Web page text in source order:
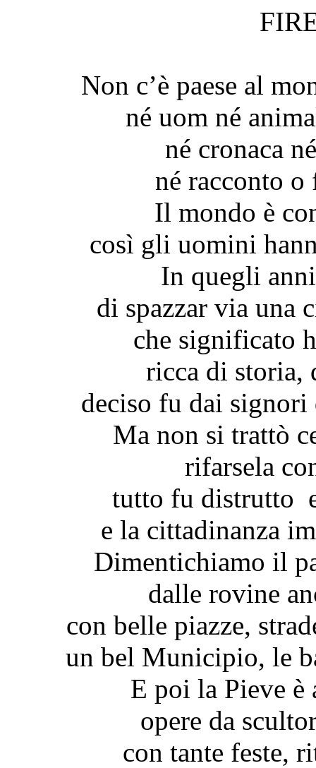
Non c’è paese al
né uom né
né cronaca
né racconto o
Il mondo è
così gli uomini
In quegli
di spazzar via una
che significato
ricca di storia,
deciso fu dai signori
Ma non si trattò
rifarsela
tutto fu distrutto
e la cittadinanza
Dimentichiamo il
dalle rovine
con belle piazze,
un bel Municipio, le
E poi la Pieve è
opere da
con tante feste,